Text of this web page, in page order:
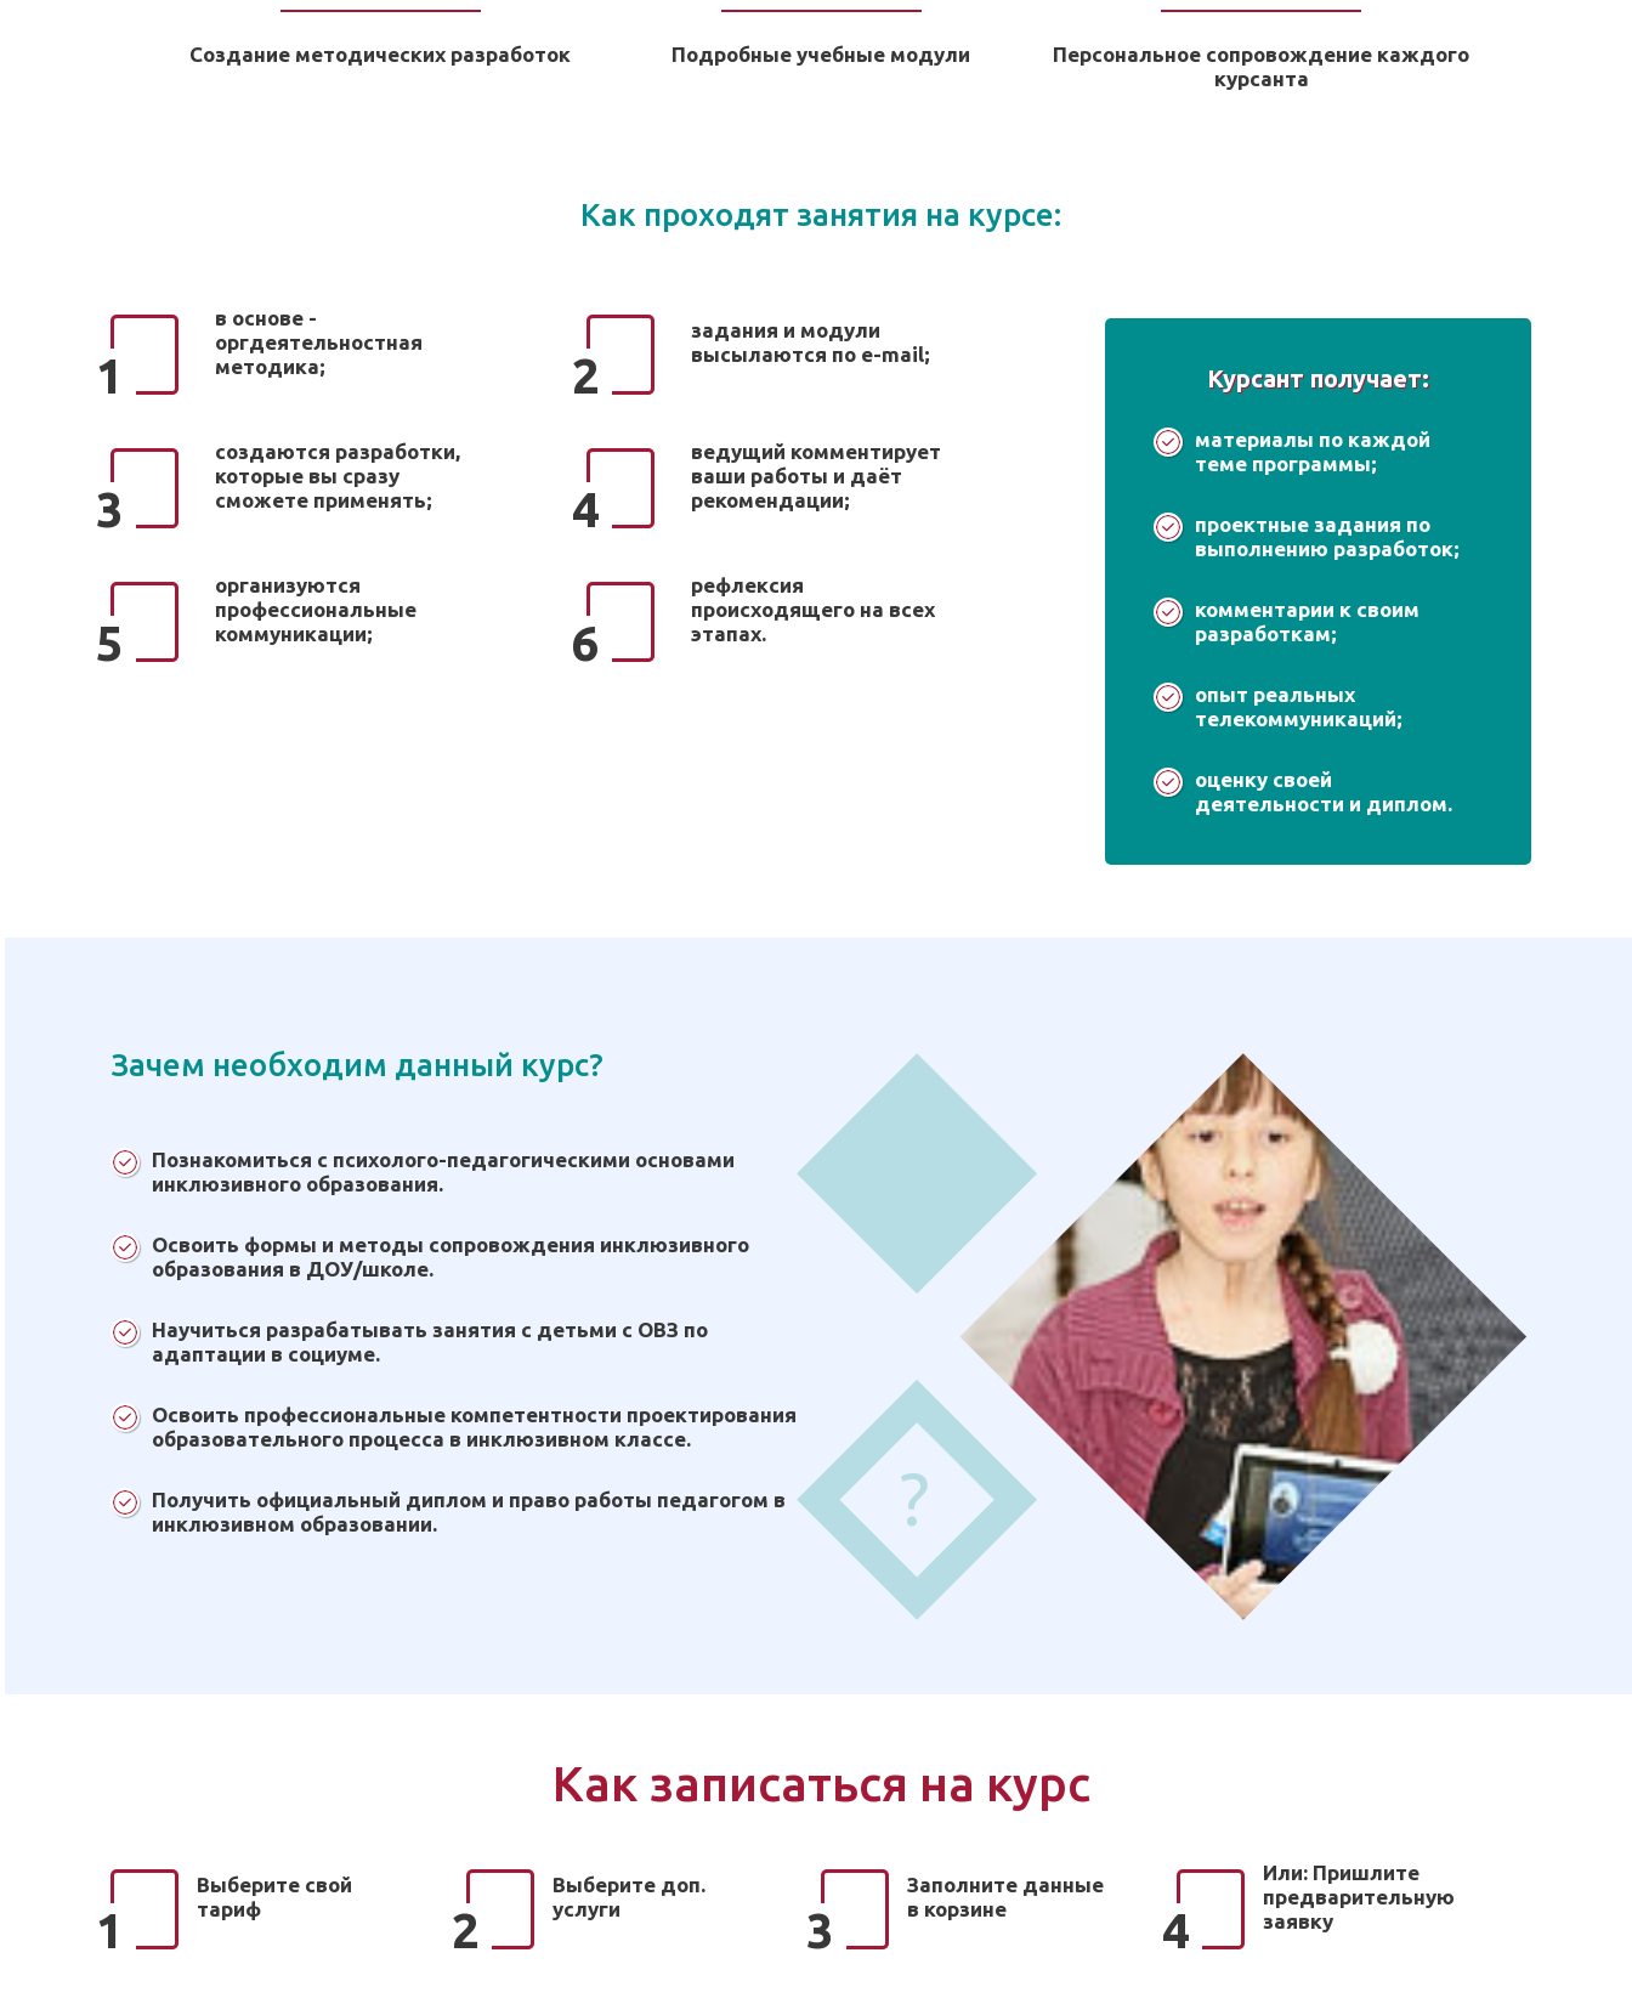
Создание методических разработок Подробные учебные модули
Персональное сопровождение каждого
курсанта
Как проходят занятия на курсе:
1
в основе -
оргдеятельностная
методика;
2
задания и модули
высылаются по e-mail;
3
создаются разработки,
которые вы сразу
сможете применять;
4
ведущий комментирует
ваши работы и даёт
рекомендации;
5
организуются
профессиональные
коммуникации;
6
рефлексия
происходящего на всех
этапах.
Курсант получает:
материалы по каждой
теме программы;
проектные задания по
выполнению разработок;
комментарии к своим
разработкам;
опыт реальных
телекоммуникаций;
оценку своей
деятельности и диплом.
Зачем необходим данный курс?
Познакомиться с психолого-педагогическими основами
инклюзивного образования.
Освоить формы и методы сопровождения инклюзивного
образования в ДОУ/школе.
Научиться разрабатывать занятия с детьми с ОВЗ по
адаптации в социуме.
Освоить профессиональные компетентности проектирования
образовательного процесса в инклюзивном классе.
Получить официальный диплом и право работы педагогом в
инклюзивном образовании.
?
Как записаться на курс
1
Выберите свой
тариф
2
Выберите доп.
услуги
3
Заполните данные
в корзине
4
Или: Пришлите
предварительную
заявку